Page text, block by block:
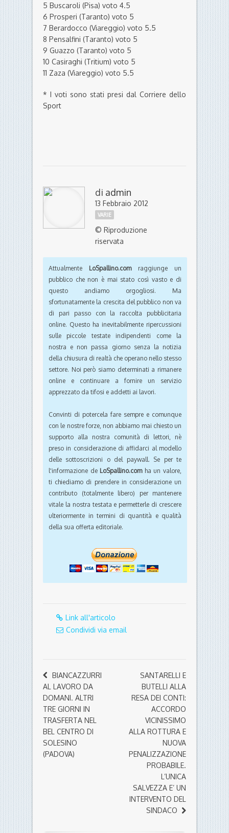
5 Buscaroli (Pisa) voto 4.5
6 Prosperi (Taranto) voto 5
7 Berardocco (Viareggio) voto 5.5
8 Pensalfini (Taranto) voto 5
9 Guazzo (Taranto) voto 5
10 Casiraghi (Tritium) voto 5
11 Zaza (Viareggio) voto 5.5
* I voti sono stati presi dal Corriere dello
Sport
di admin
13 Febbraio 2012
VARIE
© Riproduzione
riservata
Attualmente LoSpallino.comraggiunge un
pubblico che non è mai stato così vasto e di
questo andiamo orgogliosi. Ma
sfortunatamente la crescita del pubblico non va
di pari passo con la raccolta pubblicitaria
online. Questo ha inevitabilmente ripercussioni
sulle piccole testate indipendenti come la
nostra e non passa giorno senza la notizia
della chiusura di realtà che operano nello stesso
settore. Noi però siamo determinati a rimanere
online e continuare a fornire un servizio
apprezzato da tifosi e addetti ai lavori.
Convinti di potercela fare sempre e comunque
con le nostre forze, non abbiamo mai chiesto un
supporto alla nostra comunità di lettori, nè
preso in considerazione di affidarci al modello
delle sottoscrizioni o del paywall. Se per te
l'informazione de LoSpallino.comha un valore,
ti chiediamo di prendere in considerazione un
contributo (totalmente libero) per mantenere
vitale la nostra testata e permetterle di crescere
ulteriormente in termini di quantità e qualità
della sua offerta editoriale.
Link all'articolo
Condividi via email
BIANCAZZURRI
AL LAVORO DA
DOMANI. ALTRI
TRE GIORNI IN
TRASFERTA NEL
BEL CENTRO DI
SOLESINO
(PADOVA)
SANTARELLI E
BUTELLI ALLA
RESA DEI CONTI:
ACCORDO
VICINISSIMO
ALLA ROTTURA E
NUOVA
PENALIZZAZIONE
PROBABILE.
L’UNICA
SALVEZZA E’ UN
INTERVENTO DEL
SINDACO